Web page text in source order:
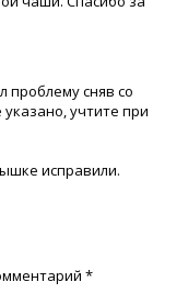
проблему сняв со
учтите при
исправили.
*